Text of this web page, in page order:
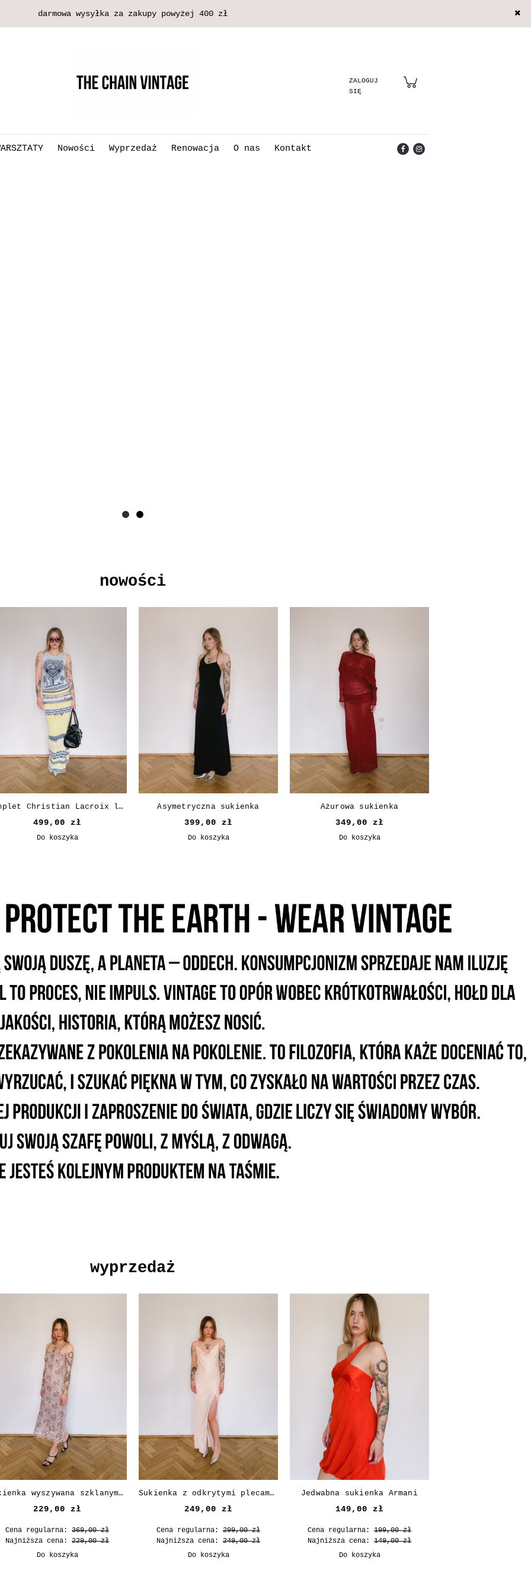
darmowa wysyłka za zakupy powyżej 400 zł
Nowości Wyprzedaż Renowacja O nas Kontakt
nowości
Komplet Christian Lacroix lata 90.
499,00 zł
Do koszyka
Asymetryczna sukienka
399,00 zł
Do koszyka
Ażurowa sukienka
349,00 zł
Do koszyka
wyprzedaż
Sukienka wyszywana szklanymi koralikami
229,00 zł
Cena regularna: 369,00 zł
Najniższa cena: 229,00 zł
Do koszyka
Sukienka z odkrytymi plecami z wiskozy
249,00 zł
Cena regularna: 299,00 zł
Najniższa cena: 249,00 zł
Do koszyka
Jedwabna sukienka Armani
149,00 zł
Cena regularna: 199,00 zł
Najniższa cena: 149,00 zł
Do koszyka